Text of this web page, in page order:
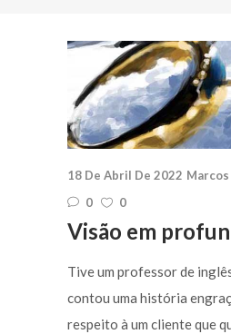
18 De Abril De 2022
0
0
Visão em
Tive um professor de
contou uma história
respeito à um cliente que